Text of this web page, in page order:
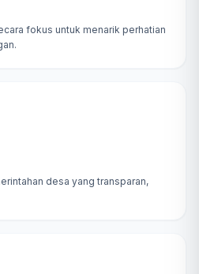
fokus untuk menarik perhatian
desa yang transparan,